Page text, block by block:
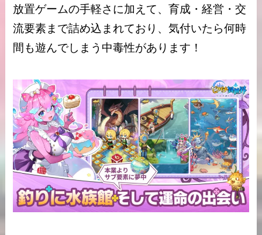
放置ゲームの手軽さに加えて、育成・経営・交
流要素まで詰め込まれており、気付いたら何時
間も遊んでしまう中毒性があります！